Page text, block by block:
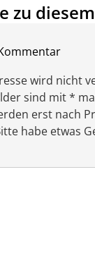
zu
wird nicht
sind mit *
erst nach
habe etwas